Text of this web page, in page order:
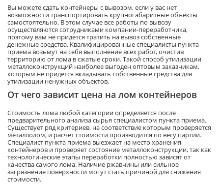
Вы можете сдать контейнеры с вывозом, если у вас нет
возможности транспортировать крупногабаритные объекты
самостоятельно. В этом случае все работы по вывозу
осуществляются сотрудниками компании-переработчика,
поэтому вам не придется тратить на вывоз собственные
денежные средства. Квалифицированные специалисты пункта
приема возьмут на себя выполнение всех работ, очистив
территорию от лома в сжатые сроки. Такой способ утилизации
металлоконструкций наиболее выгоден оптовым заказчикам,
которым не придется вкладывать собственные средства для
утилизации ненужных объектов.
От чего зависит цена на лом контейнеров
Стоимость лома любой категории определяется после
предварительного анализа сырья специалистом пункта приема.
Существует ряд критериев, на соответствие которым проверяется
металлолом, и расчет стоимости производится по весу партии.
Специалист пункта приема выезжает на место хранения
контейнеров и проверяет состояние металлоконструкции, так как
технологические этапы переработки полностью зависят от
качества самого лома. Наличие ржавчины или сильное
загрязнение поверхности могут стать причиной для снижения
стоимости.